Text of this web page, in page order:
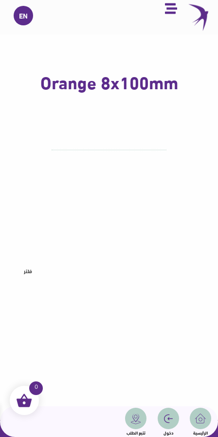
تخطي
المحتوى
EN
الرئيسية دخول تتبع الطلب
Orange 8x100mm
فلتر
جميع الحقوق محفوظة | سمامة 2025 | دولة قطر
0